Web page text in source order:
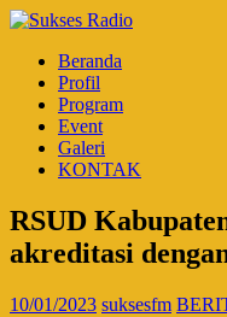
Beranda
Profil
Program
Event
Galeri
KONTAK
RSUD
akreditasi
10/01/2023 suksesfm